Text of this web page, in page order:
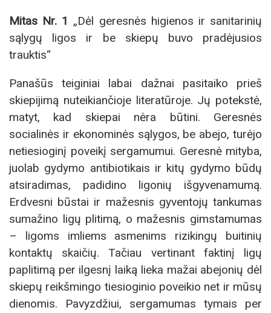
Mitas Nr. 1 „Dėl geresnės higienos ir sanitarinių
sąlygų ligos ir be skiepų buvo pradėjusios
trauktis“
Panašūs teiginiai labai dažnai pasitaiko prieš
skiepijimą nuteikiančioje literatūroje. Jų potekstė,
matyt, kad skiepai nėra būtini. Geresnės
socialinės ir ekonominės sąlygos, be abejo, turėjo
netiesioginį poveikį sergamumui. Geresnė mityba,
juolab gydymo antibiotikais ir kitų gydymo būdų
atsiradimas, padidino ligonių išgyvenamumą.
Erdvesni būstai ir mažesnis gyventojų tankumas
sumažino ligų plitimą, o mažesnis gimstamumas
– ligoms imliems asmenims rizikingų buitinių
kontaktų skaičių. Tačiau vertinant faktinį ligų
paplitimą per ilgesnį laiką lieka mažai abejonių dėl
skiepų reikšmingo tiesioginio poveikio net ir mūsų
dienomis. Pavyzdžiui, sergamumas tymais per